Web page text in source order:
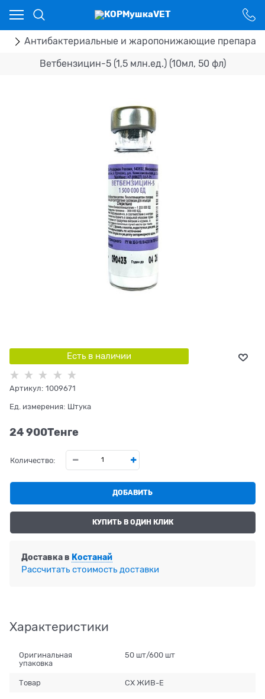
Антибактериальные и жаропонижающие
Ветбензицин-5 (1,5 млн.ед.) (10мл, 50 фл)
Есть в наличии
Артикул: 1009671
Ед. измерения: Штука
24 900Tенге
Количество:
ДОБАВИТЬ
КУПИТЬ В ОДИН КЛИК
Доставка в Костанай
Рассчитать стоимость доставки
Характеристики
Оригинальная
упаковка
50 шт/600 шт
Товар СХ ЖИВ-Е
Ваш город - Костанай,
угадали?